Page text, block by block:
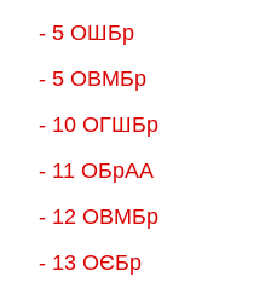
- 5 ОШБр
- 5 ОВМБр
- 10 ОГШБр
- 11 ОБрАА
- 12 ОВМБр
- 13 ОЄБр